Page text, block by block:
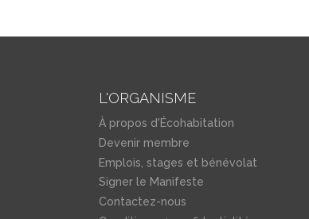
L'ORGANISME
À propos d'Écohabitation
Devenir membre
Emplois, stages et bénévolat
Signer le Manifeste
Contactez-nous